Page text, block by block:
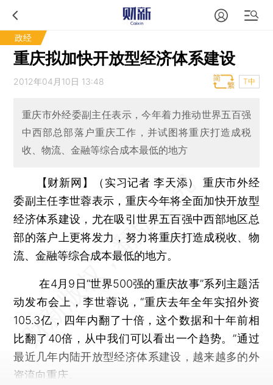
政经
重庆拟加快开放型经济体系建设
2012年04月10日 13:48 T中
重庆市外经委副主任表示，今年着力推动世界五百强
中西部总部落户重庆工作，并试图将重庆打造成税
收、物流、金融等综合成本最低的地方
【财新网】（实习记者 李天添）
重庆市外经
委副主任李世蓉表示，重庆今年将全面加快开放型
经济体系建设，尤在吸引世界五百强中西部地区总
部的落户上更将发力，努力将重庆打造成税收、物
流、金融等综合成本最低的地方。
在4月9日“世界500强的重庆故事”系列主题活
动发布会上，李世蓉说，“重庆去年全年实招外资
105.3亿，四年内翻了十倍，这个数据和十年前相
比翻了40倍，从中我们可以看出一个趋势。”通过
最近几年内陆开放型经济体系建设，越来越多的外
资流向重庆。